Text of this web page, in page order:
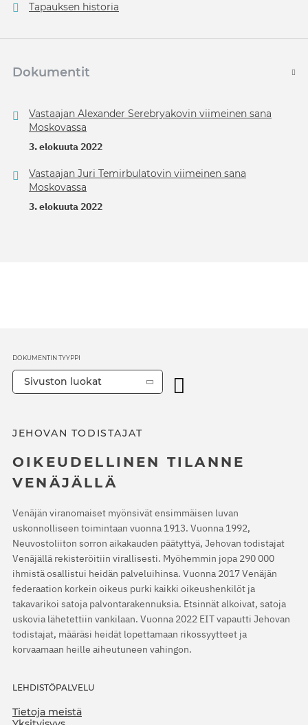
Tapauksen historia
Dokumentit
Vastaajan Alexander Serebryakovin viimeinen sana
Moskovassa
3. elokuuta 2022
Vastaajan Juri Temirbulatovin viimeinen sana
Moskovassa
3. elokuuta 2022
JEHOVAN TODISTAJAT
OIKEUDELLINEN TILANNE
VENÄJÄLLÄ
Venäjän viranomaiset myönsivät ensimmäisen luvan
uskonnolliseen toimintaan vuonna 1913. Vuonna 1992,
Neuvostoliiton sorron aikakauden päätyttyä, Jehovan todistajat
Venäjällä rekisteröitiin virallisesti. Myöhemmin jopa 290 000
ihmistä osallistui heidän palveluihinsa. Vuonna 2017 Venäjän
federaation korkein oikeus purki kaikki oikeushenkilöt ja
takavarikoi satoja palvontarakennuksia. Etsinnät alkoivat, satoja
uskovia lähetettiin vankilaan. Vuonna 2022 EIT vapautti Jehovan
todistajat, määräsi heidät lopettamaan rikossyytteet ja
korvaamaan heille aiheutuneen vahingon.
LEHDISTÖPALVELU
Tietoja meistä
DOKUMENTIN TYYPPI
Sivuston luokat